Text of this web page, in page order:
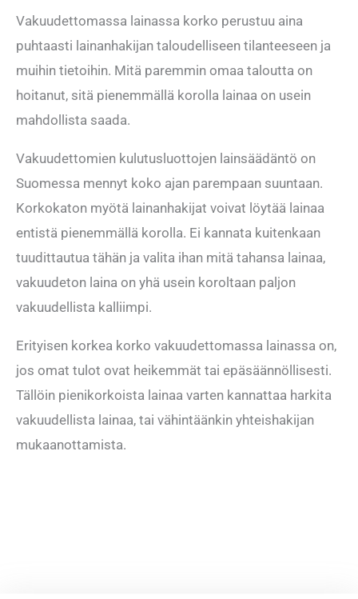
Vakuudettomassa lainassa korko perustuu aina
puhtaasti lainanhakijan taloudelliseen tilanteeseen ja
muihin tietoihin. Mitä paremmin omaa taloutta on
hoitanut, sitä pienemmällä korolla lainaa on usein
mahdollista saada.
Vakuudettomien kulutusluottojen lainsäädäntö on
Suomessa mennyt koko ajan parempaan suuntaan.
Korkokaton myötä lainanhakijat voivat löytää lainaa
entistä pienemmällä korolla. Ei kannata kuitenkaan
tuudittautua tähän ja valita ihan mitä tahansa lainaa,
vakuudeton laina on yhä usein koroltaan paljon
vakuudellista kalliimpi.
Erityisen korkea korko vakuudettomassa lainassa on,
jos omat tulot ovat heikemmät tai epäsäännöllisesti.
Tällöin pienikorkoista lainaa varten kannattaa harkita
vakuudellista lainaa, tai vähintäänkin yhteishakijan
mukaanottamista.